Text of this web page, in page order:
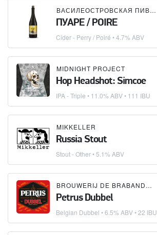
ВАСИЛЕОСТРОВСКАЯ ПИВОВАРНЯ
ПУАРЕ / POIRE
Cider - Perry / Poiré • 4.7% ABV
MIDNIGHT PROJECT
Hop Headshot: Simcoe
IPA - Triple • 11.0% ABV • 111 IBU
MIKKELLER
Russia Stout
Stout - Other• 5.1% ABV
BROUWERIJ DE BRABANDERE
Petrus Dubbel
Belgian Dubbel • 6.5% ABV • 22 IBU